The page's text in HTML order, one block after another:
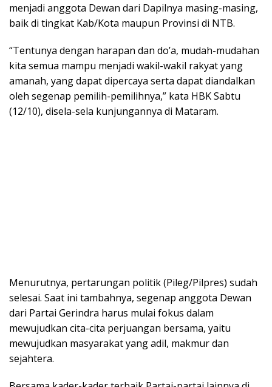
menjadi anggota Dewan dari Dapilnya masing-masing,
baik di tingkat Kab/Kota maupun Provinsi di NTB.
“Tentunya dengan harapan dan do’a, mudah-mudahan
kita semua mampu menjadi wakil-wakil rakyat yang
amanah, yang dapat dipercaya serta dapat diandalkan
oleh segenap pemilih-pemilihnya,” kata HBK Sabtu
(12/10), disela-sela kunjungannya di Mataram.
Menurutnya, pertarungan politik (Pileg/Pilpres) sudah
selesai. Saat ini tambahnya, segenap anggota Dewan
dari Partai Gerindra harus mulai fokus dalam
mewujudkan cita-cita perjuangan bersama, yaitu
mewujudkan masyarakat yang adil, makmur dan
sejahtera.